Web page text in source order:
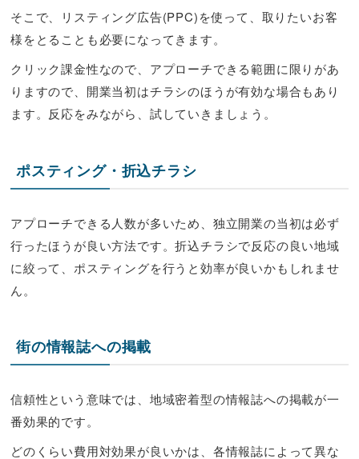
そこで、リスティング広告(PPC)を使って、取りたいお客
様をとることも必要になってきます。
クリック課金性なので、アプローチできる範囲に限りがあ
りますので、開業当初はチラシのほうが有効な場合もあり
ます。反応をみながら、試していきましょう。
ポスティング・折込チラシ
アプローチできる人数が多いため、独立開業の当初は必ず
行ったほうが良い方法です。折込チラシで反応の良い地域
に絞って、ポスティングを行うと効率が良いかもしれませ
ん。
街の情報誌への掲載
信頼性という意味では、地域密着型の情報誌への掲載が一
番効果的です。
どのくらい費用対効果が良いかは、各情報誌によって異な